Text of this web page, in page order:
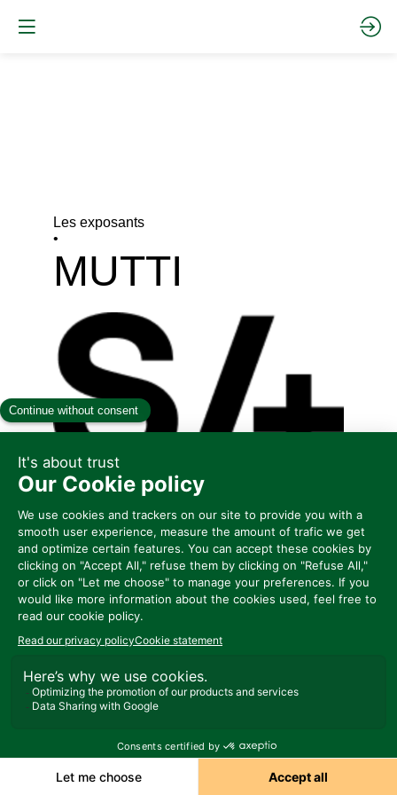
Les exposants
•
MUTTI
D62
MUTTI
Represented by SITAF FOOD
Demander un RDV
Partager mes informations